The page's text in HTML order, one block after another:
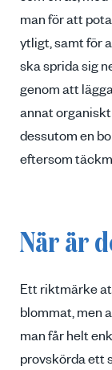
man för att
ytligt, samt för
ska sprida sig
genom att
annat
dessutom en
eftersom
När är
Ett riktmärke
blommat, men
man får helt
provskörda ett